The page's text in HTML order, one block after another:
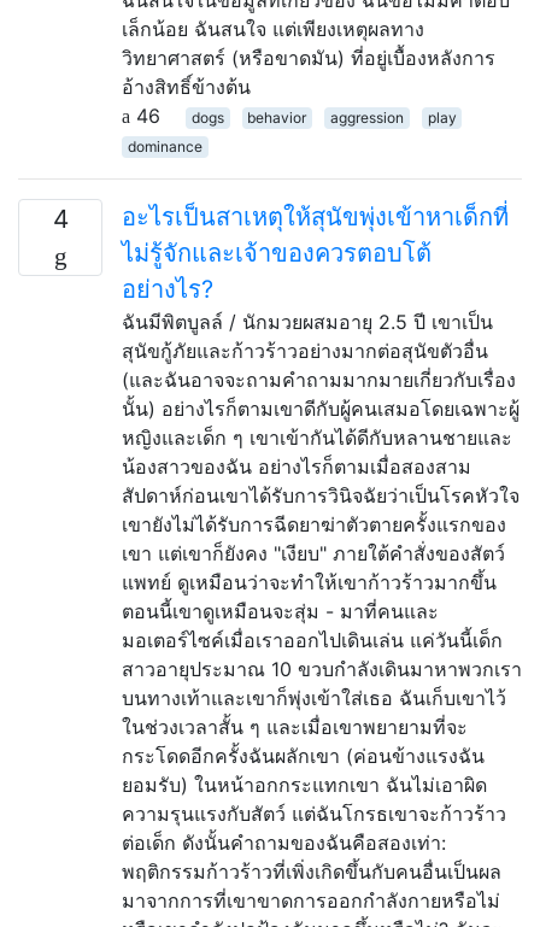
เล็กน้อย ฉันสนใจ แต่เพียงเหตุผลทาง
วิทยาศาสตร์ (หรือขาดมัน) ที่อยู่เบื้องหลังการ
อ้างสิทธิ์ข้างต้น
46
dogs behavior aggression
play
dominance
4
อะไรเป็นสาเหตุให้สุนัขพุ่งเข้าหาเด็กที่
ไม่รู้จักและเจ้าของควรตอบโต้
อย่างไร?
ฉันมีพิตบูลล์ / นักมวยผสมอายุ 2.5 ปี เขาเป็น
สุนัขกู้ภัยและก้าวร้าวอย่างมากต่อสุนัขตัวอื่น
(และฉันอาจจะถามคำถามมากมายเกี่ยวกับเรื่อง
นั้น) อย่างไรก็ตามเขาดีกับผู้คนเสมอโดยเฉพาะผู้
หญิงและเด็ก ๆ เขาเข้ากันได้ดีกับหลานชายและ
น้องสาวของฉัน อย่างไรก็ตามเมื่อสองสาม
สัปดาห์ก่อนเขาได้รับการวินิจฉัยว่าเป็นโรคหัวใจ
เขายังไม่ได้รับการฉีดยาฆ่าตัวตายครั้งแรกของ
เขา แต่เขาก็ยังคง "เงียบ" ภายใต้คำสั่งของสัตว์
แพทย์ ดูเหมือนว่าจะทำให้เขาก้าวร้าวมากขึ้น
ตอนนี้เขาดูเหมือนจะสุ่ม - มาที่คนและ
มอเตอร์ไซค์เมื่อเราออกไปเดินเล่น แค่วันนี้เด็ก
สาวอายุประมาณ 10 ขวบกำลังเดินมาหาพวกเรา
บนทางเท้าและเขาก็พุ่งเข้าใส่เธอ ฉันเก็บเขาไว้
ในช่วงเวลาสั้น ๆ และเมื่อเขาพยายามที่จะ
กระโดดอีกครั้งฉันผลักเขา (ค่อนข้างแรงฉัน
ยอมรับ) ในหน้าอกกระแทกเขา ฉันไม่เอาผิด
ความรุนแรงกับสัตว์ แต่ฉันโกรธเขาจะก้าวร้าว
ต่อเด็ก ดังนั้นคำถามของฉันคือสองเท่า:
พฤติกรรมก้าวร้าวที่เพิ่งเกิดขึ้นกับคนอื่นเป็นผล
มาจากการที่เขาขาดการออกกำลังกายหรือไม่